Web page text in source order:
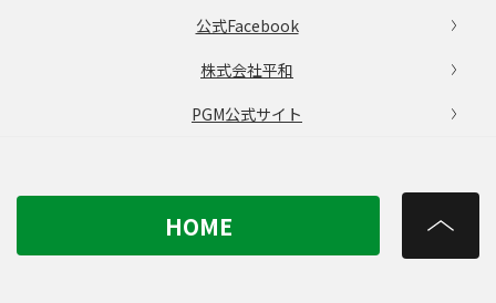
公式Facebook
株式会社平和
PGM公式サイト
HOME